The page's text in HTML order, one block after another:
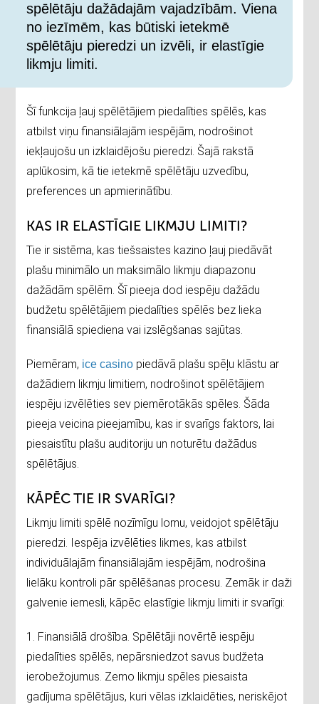
spēlētāju dažādajām vajadzībām. Viena
no iezīmēm, kas būtiski ietekmē
spēlētāju pieredzi un izvēli, ir elastīgie
likmju limiti.
Šī funkcija ļauj spēlētājiem piedalīties spēlēs, kas
atbilst viņu finansiālajām iespējām, nodrošinot
iekļaujošu un izklaidējošu pieredzi. Šajā rakstā
aplūkosim, kā tie ietekmē spēlētāju uzvedību,
preferences un apmierinātību.
KAS IR ELASTĪGIE LIKMJU LIMITI?
Tie ir sistēma, kas tiešsaistes kazino ļauj piedāvāt
plašu minimālo un maksimālo likmju diapazonu
dažādām spēlēm. Šī pieeja dod iespēju dažādu
budžetu spēlētājiem piedalīties spēlēs bez lieka
finansiālā spiediena vai izslēgšanas sajūtas.
Piemēram, ice casino piedāvā plašu spēļu klāstu ar
dažādiem likmju limitiem, nodrošinot spēlētājiem
iespēju izvēlēties sev piemērotākās spēles. Šāda
pieeja veicina pieejamību, kas ir svarīgs faktors, lai
piesaistītu plašu auditoriju un noturētu dažādus
spēlētājus.
KĀPĒC TIE IR SVARĪGI?
Likmju limiti spēlē nozīmīgu lomu, veidojot spēlētāju
pieredzi. Iespēja izvēlēties likmes, kas atbilst
individuālajām finansiālajām iespējām, nodrošina
lielāku kontroli pār spēlēšanas procesu. Zemāk ir daži
galvenie iemesli, kāpēc elastīgie likmju limiti ir svarīgi:
1. Finansiālā drošība. Spēlētāji novērtē iespēju
piedalīties spēlēs, nepārsniedzot savus budžeta
ierobežojumus. Zemo likmju spēles piesaista
gadījuma spēlētājus, kuri vēlas izklaidēties, neriskējot